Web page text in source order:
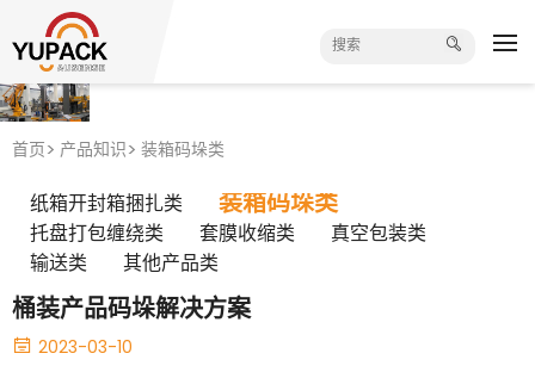
首页 产品知识 装箱码垛类
纸箱开封箱捆扎类 装箱码垛类
托盘打包缠绕类 套膜收缩类
真空包装类
输送类
其他产品类
桶装产品码垛解决方案
2023-03-10